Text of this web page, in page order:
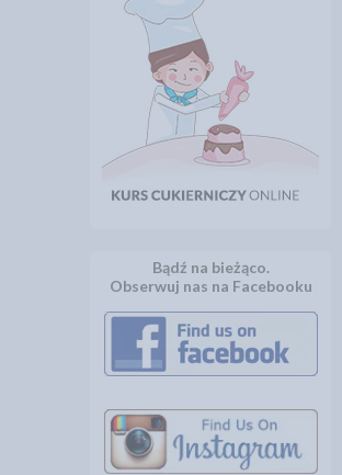
Bądź na bieżąco.
Obserwuj nas na Facebooku